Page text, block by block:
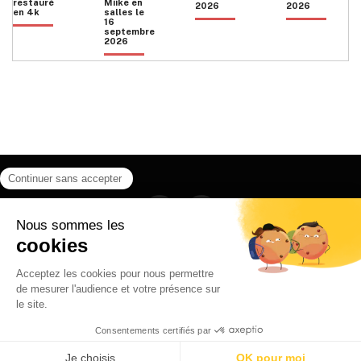
restauré
en 4k
Miike en
salles le
16
septembre
2026
2026
2026
Instagram
CONTACT
POLITIQUE DE CONFIDENTIALITÉ
© 2026 Ilyfunet communication